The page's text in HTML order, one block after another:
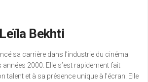
Bekhti
sa carrière dans l’industrie du cinéma
2000. Elle s’est rapidement fait
talent et à sa présence unique à l’écran. Elle